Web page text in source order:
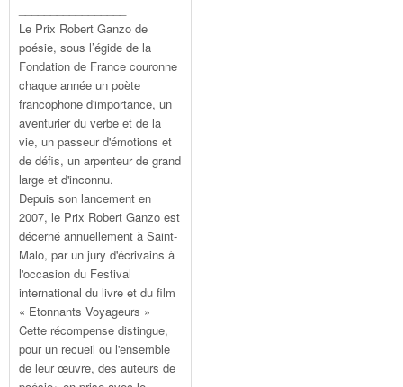
Le Prix Robert Ganzo de
poésie, sous l’égide de la
Fondation de France couronne
chaque année un poète
francophone d'importance, un
aventurier du verbe et de la
vie, un passeur d'émotions et
de défis, un arpenteur de grand
large et d'inconnu.
Depuis son lancement en
2007, le Prix Robert Ganzo est
décerné annuellement à Saint-
Malo, par un jury d'écrivains à
l'occasion du Festival
international du livre et du film
« Etonnants Voyageurs »
Cette récompense distingue,
pour un recueil ou l'ensemble
de leur œuvre, des auteurs de